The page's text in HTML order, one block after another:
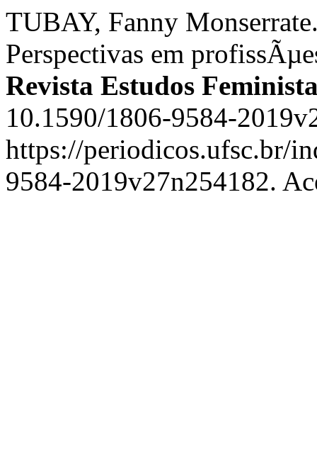
TUBAY, Fanny
Perspectivas em
Revista Estudos
10.1590/1806-9584-
https://periodicos.ufsc.br/
9584-2019v27n254182.